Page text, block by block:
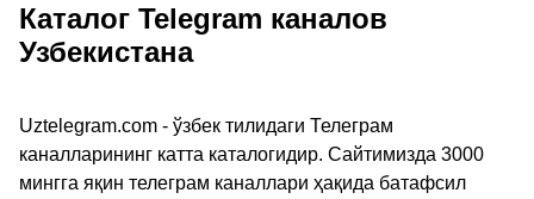
Каталог Telegram каналов
Узбекистана
Uztelegram.com - ўзбек тилидаги Телеграм
каналларининг катта каталогидир. Сайтимизда 3000
мингга яқин телеграм каналлари ҳақида батафсил